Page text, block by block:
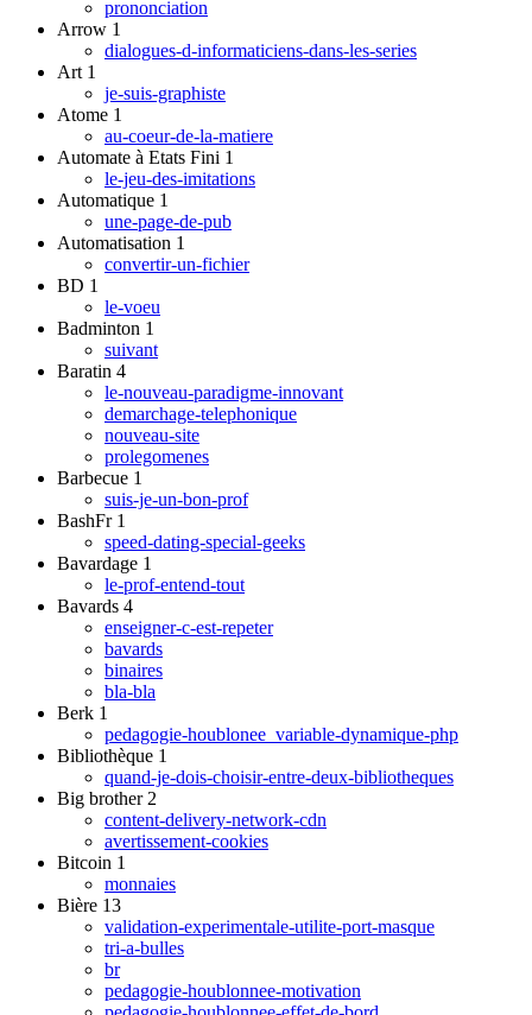
prononciation
Arrow 1
dialogues-d-informaticiens-dans-les-series
Art 1
je-suis-graphiste
Atome 1
au-coeur-de-la-matiere
Automate à Etats Fini 1
le-jeu-des-imitations
Automatique 1
une-page-de-pub
Automatisation 1
convertir-un-fichier
BD 1
le-voeu
Badminton 1
suivant
Baratin 4
le-nouveau-paradigme-innovant
demarchage-telephonique
nouveau-site
prolegomenes
Barbecue 1
suis-je-un-bon-prof
BashFr 1
speed-dating-special-geeks
Bavardage 1
le-prof-entend-tout
Bavards 4
enseigner-c-est-repeter
bavards
binaires
bla-bla
Berk 1
pedagogie-houblonee_variable-dynamique-php
Bibliothèque 1
quand-je-dois-choisir-entre-deux-bibliotheques
Big brother 2
content-delivery-network-cdn
avertissement-cookies
Bitcoin 1
monnaies
Bière 13
validation-experimentale-utilite-port-masque
tri-a-bulles
br
pedagogie-houblonnee-motivation